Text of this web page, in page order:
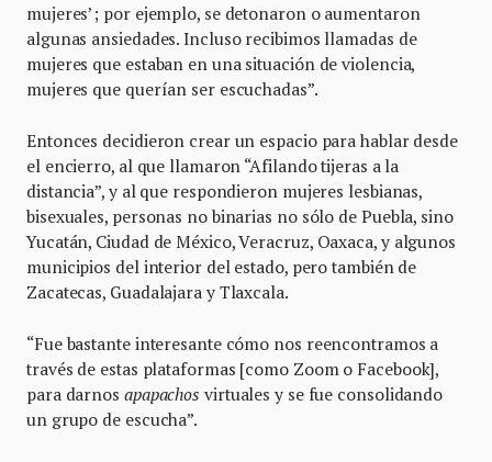
mujeres’; por ejemplo, se detonaron o aumentaron
algunas ansiedades. Incluso recibimos llamadas de
mujeres que estaban en una situación de violencia,
mujeres que querían ser escuchadas”.
Entonces decidieron crear un espacio para hablar desde
el encierro, al que llamaron “Afilando tijeras a la
distancia”, y al que respondieron mujeres lesbianas,
bisexuales, personas no binarias no sólo de Puebla, sino
Yucatán, Ciudad de México, Veracruz, Oaxaca, y algunos
municipios del interior del estado, pero también de
Zacatecas, Guadalajara y Tlaxcala.
“Fue bastante interesante cómo nos reencontramos a
través de estas plataformas [como Zoom o Facebook],
para darnos apapachos virtuales y se fue consolidando
un grupo de escucha”.